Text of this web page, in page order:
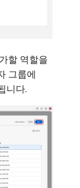
할 역할을
그룹에
니다.